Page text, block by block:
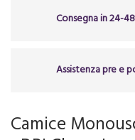
Consegna in 24-
Assistenza pre e
Camice